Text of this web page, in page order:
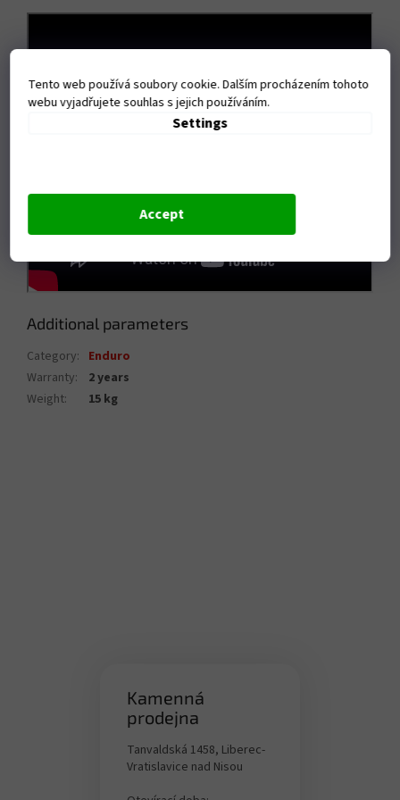
Tento web používá soubory cookie. Dalším procházením tohoto
webu vyjadřujete souhlas s jejich používáním.
Settings
Accept
Additional parameters
Category: Enduro
Warranty:
2 years
Weight: 15 kg
Kamenná
prodejna
Tanvaldská 1458, Liberec-
Vratislavice nad Nisou